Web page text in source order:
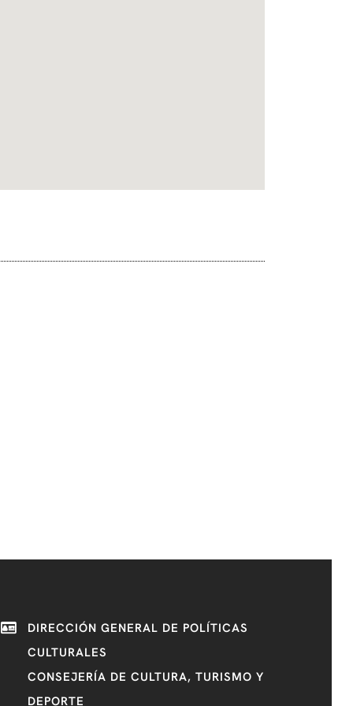
DIRECCIÓN GENERAL DE POLÍTICAS
CULTURALES
CONSEJERÍA DE CULTURA, TURISMO Y
DEPORTE